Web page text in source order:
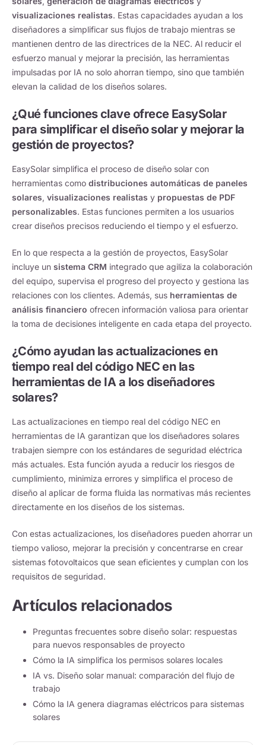
visualizaciones realistas. Estas capacidades ayudan a los
diseñadores a simplificar sus flujos de trabajo mientras se
mantienen dentro de las directrices de la NEC. Al reducir el
esfuerzo manual y mejorar la precisión, las herramientas
impulsadas por IA no solo ahorran tiempo, sino que también
elevan la calidad de los diseños solares.
¿Qué funciones clave ofrece EasySolar
para simplificar el diseño solar y mejorar la
gestión de proyectos?
EasySolar simplifica el proceso de diseño solar con
herramientas como distribuciones automáticas de paneles
solares, visualizaciones realistas y propuestas de PDF
personalizables. Estas funciones permiten a los usuarios
crear diseños precisos reduciendo el tiempo y el esfuerzo.
En lo que respecta a la gestión de proyectos, EasySolar
incluye un sistema CRM integrado que agiliza la colaboración
del equipo, supervisa el progreso del proyecto y gestiona las
relaciones con los clientes. Además, sus herramientas de
análisis financiero ofrecen información valiosa para orientar
la toma de decisiones inteligente en cada etapa del proyecto.
¿Cómo ayudan las actualizaciones en
tiempo real del código NEC en las
herramientas de IA a los diseñadores
solares?
Las actualizaciones en tiempo real del código NEC en
herramientas de IA garantizan que los diseñadores solares
trabajen siempre con los estándares de seguridad eléctrica
más actuales. Esta función ayuda a reducir los riesgos de
cumplimiento, minimiza errores y simplifica el proceso de
diseño al aplicar de forma fluida las normativas más recientes
directamente en los diseños de los sistemas.
Con estas actualizaciones, los diseñadores pueden ahorrar un
tiempo valioso, mejorar la precisión y concentrarse en crear
sistemas fotovoltaicos que sean eficientes y cumplan con los
requisitos de seguridad.
Artículos relacionados
Preguntas frecuentes sobre diseño solar: respuestas
para nuevos responsables de proyecto
Cómo la IA simplifica los permisos solares locales
IA vs. Diseño solar manual: comparación del flujo de
trabajo
Cómo la IA genera diagramas eléctricos para sistemas
solares